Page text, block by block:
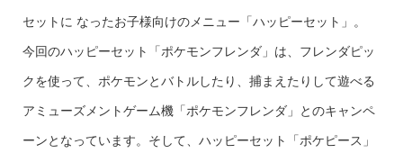
セットに なったお子様向けのメニュー「ハッピーセット」。
今回のハッピーセット「ポケモンフレンダ」は、フレンダピッ
クを使って、ポケモンとバトルしたり、捕まえたりして遊べる
アミューズメントゲーム機「ポケモンフレンダ」とのキャンペ
ーンとなっています。そして、ハッピーセット「ポケピース」